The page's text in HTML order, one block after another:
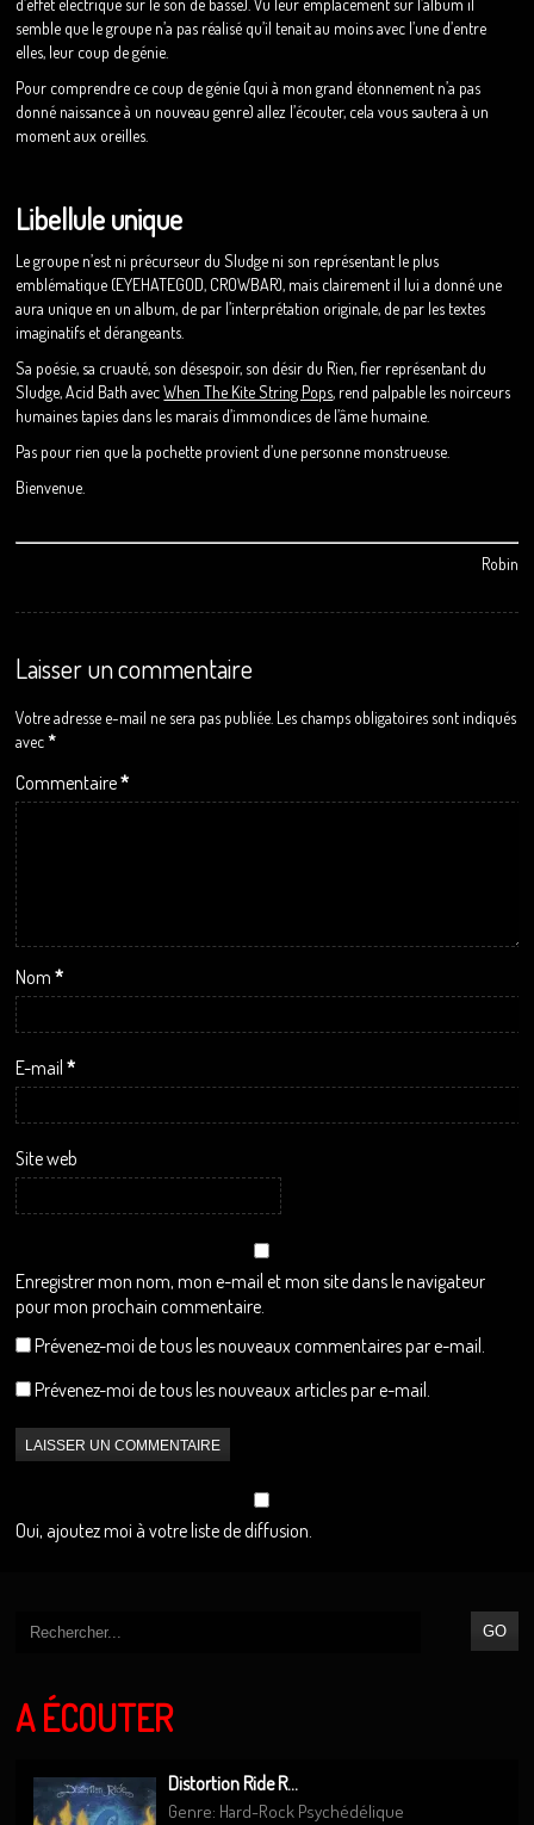
d’effet électrique sur le son de basse). Vu leur emplacement sur l’album il
semble que le groupe n’a pas réalisé qu’il tenait au moins avec l’une d’entre
elles, leur coup de génie.
Pour comprendre ce coup de génie (qui à mon grand étonnement n’a pas
donné naissance à un nouveau genre) allez l’écouter, cela vous sautera à un
moment aux oreilles.
Libellule unique
Le groupe n’est ni précurseur du Sludge ni son représentant le plus
emblématique (EYEHATEGOD, CROWBAR), mais clairement il lui a donné une
aura unique en un album, de par l’interprétation originale, de par les textes
imaginatifs et dérangeants.
Sa poésie, sa cruauté, son désespoir, son désir du Rien, fier représentant du
Sludge, Acid Bath avecWhen The Kite String Pops, rend palpable les noirceurs
humaines tapies dans les marais d’immondices de l’âme humaine.
Pas pour rien que la pochette provient d’une personne monstrueuse.
Bienvenue.
Robin
Laisser un commentaire
Votre adresse e-mail ne sera pas publiée. Les champs obligatoires sont indiqués
avec *
Commentaire*
Nom*
E-mail*
Site web
Enregistrer mon nom, mon e-mail et mon site dans le navigateur
pour mon prochain commentaire.
Prévenez-moi de tous les nouveaux commentaires par e-mail.
Prévenez-moi de tous les nouveaux articles par e-mail.
Oui, ajoutez moi à votre liste de diffusion.
A ÉCOUTER
Distortion Ride R...
Genre: Hard-Rock Psychédélique